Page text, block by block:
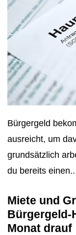
Bürgergeld
ausreicht, um
grundsätzlich
du bereits
Miete und
Bürgergeld-
Monat drauf